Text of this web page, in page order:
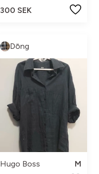
300 SEK
Dōng
Hugo Boss
M